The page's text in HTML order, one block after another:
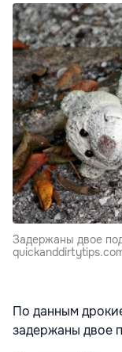
Задержаны двое
По данным
задержаны двое